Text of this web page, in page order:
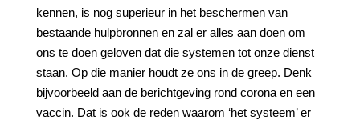
kennen, is nog superieur in het beschermen van
bestaande hulpbronnen en zal er alles aan doen om
ons te doen geloven dat die systemen tot onze dienst
staan. Op die manier houdt ze ons in de greep. Denk
bijvoorbeeld aan de berichtgeving rond corona en een
vaccin. Dat is ook de reden waarom ‘het systeem’ er